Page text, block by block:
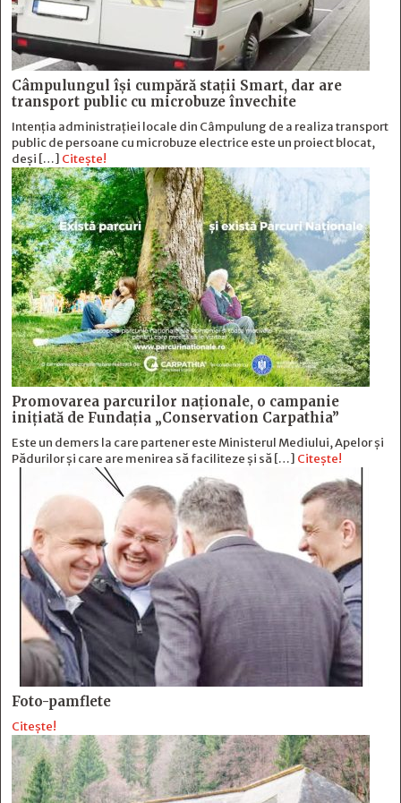
Câmpulungul îşi cumpără staţii Smart, dar are
transport public cu microbuze învechite
Intenția administrației locale din Câmpulung de a realiza transport
public de persoane cu microbuze electrice este un proiect blocat,
deși […] Citește!
Promovarea parcurilor naționale, o campanie
inițiată de Fundația „Conservation Carpathia”
Este un demers la care partener este Ministerul Mediului, Apelor și
Pădurilor și care are menirea să faciliteze și să […] Citește!
Foto-pamflete
Citește!